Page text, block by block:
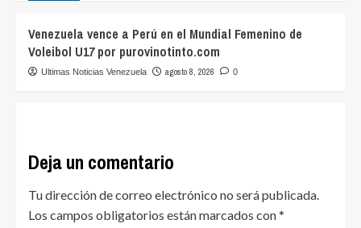
Venezuela vence a Perú en el Mundial Femenino de
Voleibol U17 por purovinotinto.com
Ultimas Noticias Venezuela agosto 8, 2026 0
Deja un comentario
Tu dirección de correo electrónico no será publicada.
Los campos obligatorios están marcados con*